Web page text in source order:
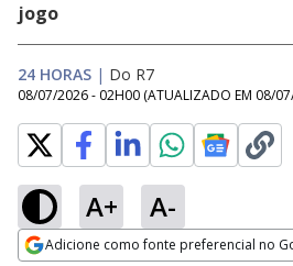
jogo
24 HORAS | Do R7
08/07/2026 - 02H00 (ATUALIZADO EM 08/
A+ A-
Adicione como fonte preferencial no
Ativar
Loaded
35.07%